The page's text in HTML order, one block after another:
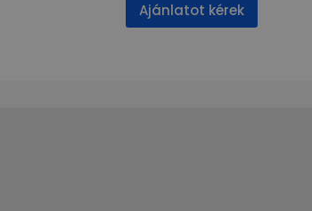
Ajánlatot kérek